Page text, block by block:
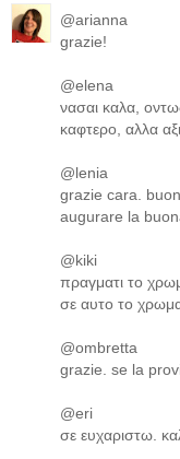
@arianna
grazie!
@elena
νασαι καλα,
καφτερο, αλλα
@lenia
grazie cara.
augurare la
@kiki
πραγματι το
σε αυτο το
@ombretta
grazie. se la
@eri
σε ευχαριστω.